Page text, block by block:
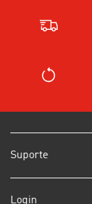
Suporte
Login